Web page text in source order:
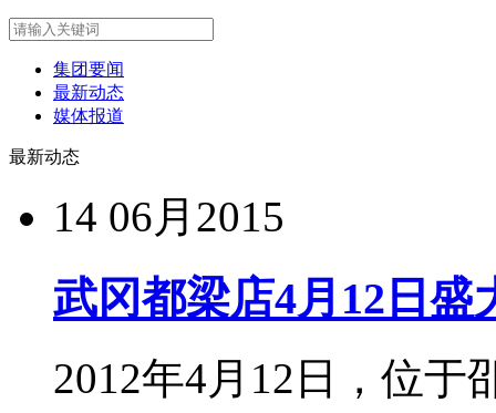
集团要闻
最新动态
媒体报道
最新动态
14 06月2015
武冈都梁店4月12日盛
2012年4月12日，位于